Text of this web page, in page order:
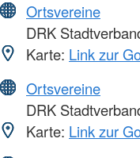
Ortsvereine
DRK
Karte: Link zur
Ortsvereine
DRK
Karte: Link zur